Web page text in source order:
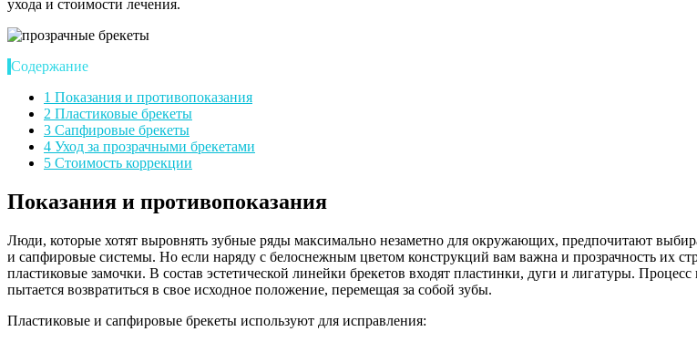
ухода и стоимости лечения.
Содержание
1 Показания и противопоказания
2 Пластиковые брекеты
3 Сапфировые брекеты
4 Уход за прозрачными брекетами
5 Стоимость коррекции
Показания и противопоказания
Люди, которые хотят выровнять зубные ряды максимально незаметно для окружающих, предпочитают
и сапфировые системы. Но если наряду с белоснежным цветом конструкций вам важна и прозрачность их
пластиковые замочки. В состав эстетической линейки брекетов входят пластинки, дуги и лигатуры.
пытается возвратиться в свое исходное положение, перемещая за собой зубы.
Пластиковые и сапфировые брекеты используют для исправления: